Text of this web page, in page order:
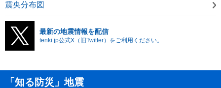
震央分布図
最新の地震情報を配信
tenki.jp公式X（旧Twitter）をご利用ください。
「知る防災」地震